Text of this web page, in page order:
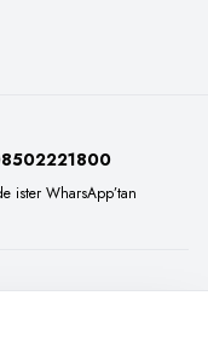
ister WharsApp’tan